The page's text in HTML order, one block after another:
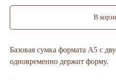
В
Базовая сумка формата А5 с
одновременно держит форму.